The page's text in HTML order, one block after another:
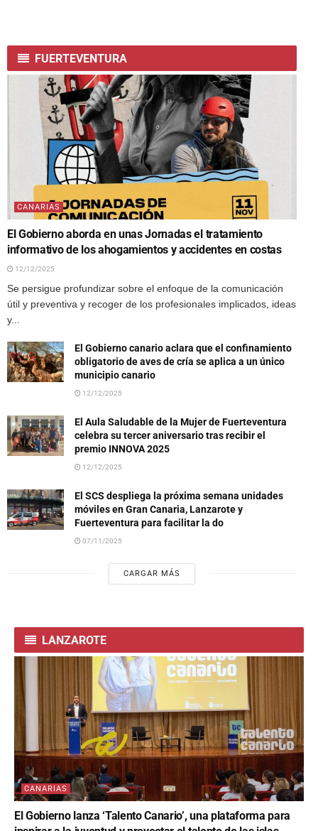
FUERTEVENTURA
CANARIAS
El Gobierno aborda en unas Jornadas el tratamiento
informativo de los ahogamientos y accidentes en costas
12/12/2025
Se persigue profundizar sobre el enfoque de la comunicación
útil y preventiva y recoger de los profesionales implicados, ideas
y...
El Gobierno canario aclara que el confinamiento
obligatorio de aves de cría se aplica a un único
municipio canario
12/12/2025
El Aula Saludable de la Mujer de Fuerteventura
celebra su tercer aniversario tras recibir el
premio INNOVA 2025
12/12/2025
El SCS despliega la próxima semana unidades
móviles en Gran Canaria, Lanzarote y
Fuerteventura para facilitar la do
07/11/2025
CARGAR MÁS
LANZAROTE
CANARIAS
El Gobierno lanza ‘Talento Canario’, una plataforma para